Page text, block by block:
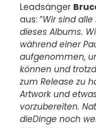
Leadsänger
aus: “Wir sind
dieses Albums.
während einer
aufgenommen,
können und
zum Release zu
Artwork und
vorzubereiten.
dieDinge noch